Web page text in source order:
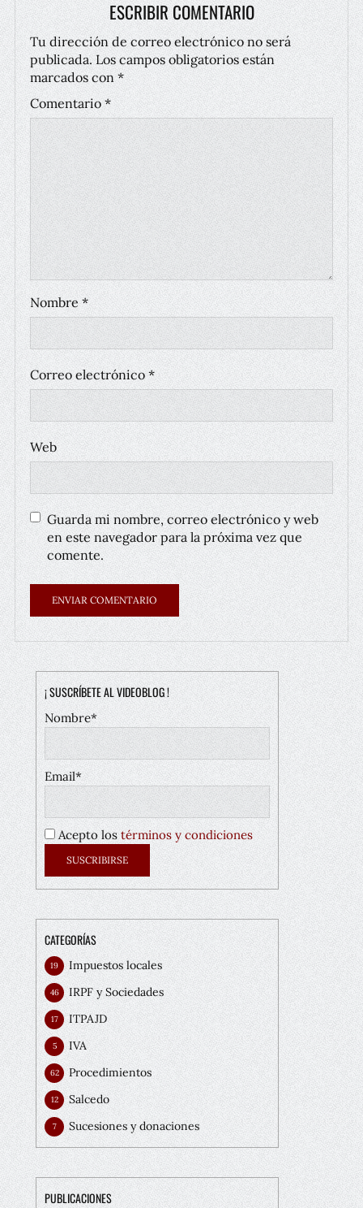
ESCRIBIR COMENTARIO
Tu dirección de correo electrónico no será
publicada. Los campos obligatorios están
marcados con*
Comentario*
Nombre*
Correo electrónico*
Web
Guarda mi nombre, correo electrónico y web
en este navegador para la próxima vez que
comente.
¡ SUSCRÍBETE AL VIDEOBLOG !
Nombre*
Email*
Acepto lostérminos y condiciones
CATEGORÍAS
Impuestos locales
19
IRPF y Sociedades
46
ITPAJD
17
IVA
5
Procedimientos
62
Salcedo
12
Sucesiones y donaciones
7
PUBLICACIONES